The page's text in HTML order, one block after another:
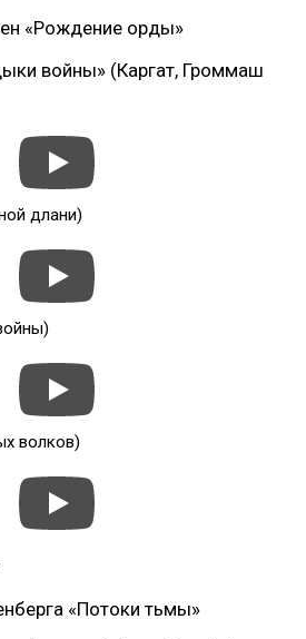
«Рождение орды»
войны» (Каргат, Громмаш
длани)
волков)
«Потоки тьмы»